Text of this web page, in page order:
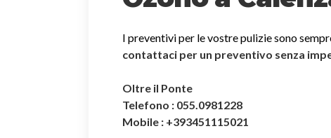
I preventivi per le vostre pulizie sono
contattaci per un preventivo senza
Oltre il Ponte
Telefono : 055.0981228
Mobile : +393451115021